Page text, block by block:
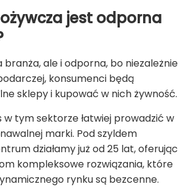
jest odporna
branża, ale i odporna, bo niezależnie
konsumenci będą
sklepy i kupować w nich żywność.
w tym sektorze łatwiej prowadzić w
marki. Pod szyldem
działamy już od 25 lat, oferując
kompleksowe rozwiązania, które
rynku są bezcenne.